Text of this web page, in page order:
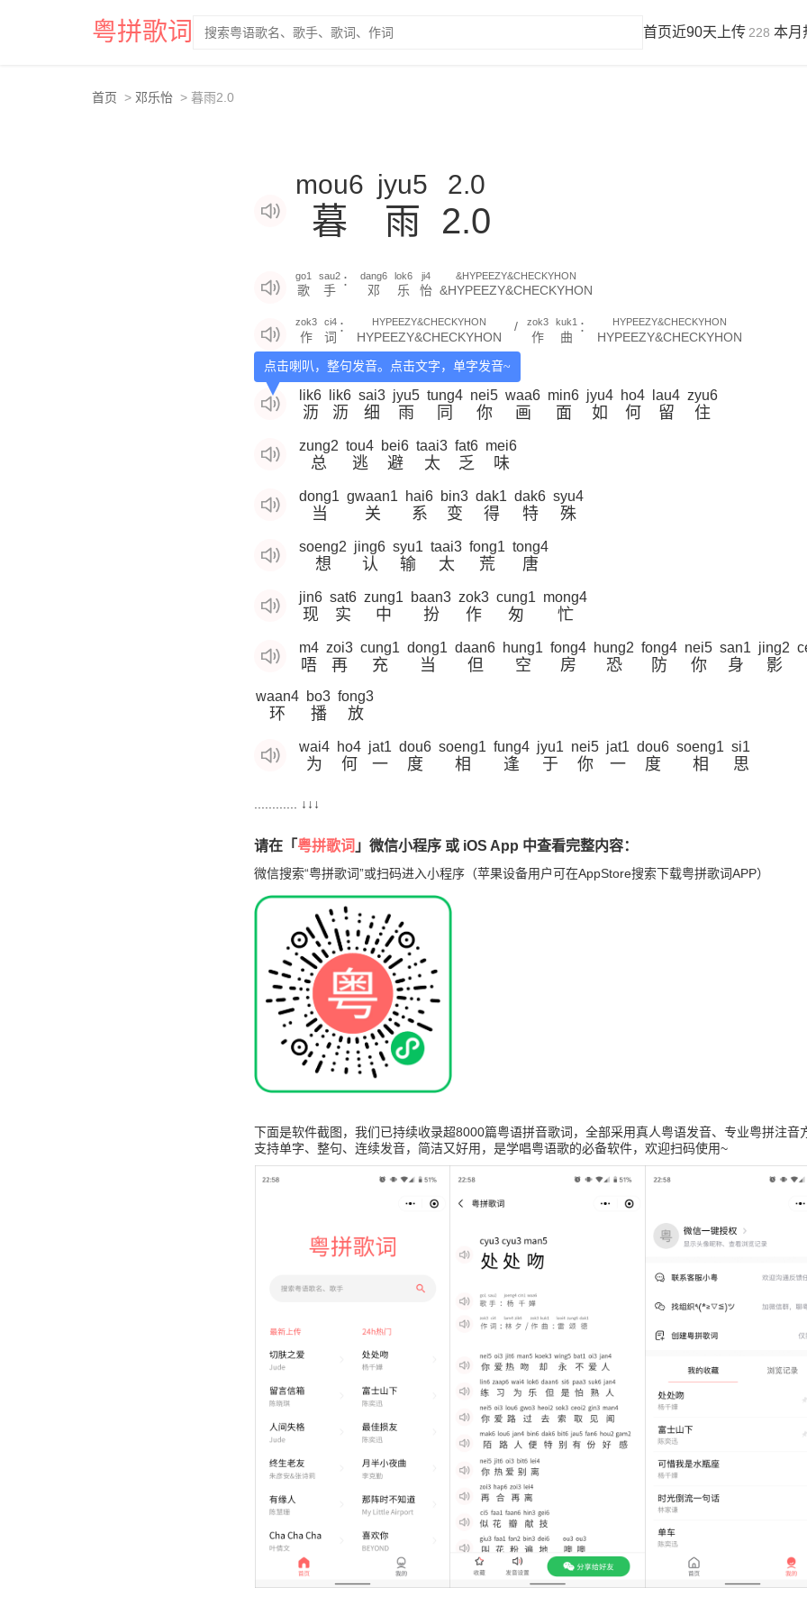
粤拼歌词 首页近90天上传 228 本月
首页 邓乐怡 暮雨2.0
暮
mou6
雨
jyu5
2.0
2.0
歌
go1
手
sau2 ：
邓
dang6
乐
lok6
怡
ji4
&HYPEEZY&CHECKYHON
&HYPEEZY&CHECKYHON
作
zok3
词
ci4 ：
HYPEEZY&CHECKYHON
HYPEEZY&CHECKYHON /
作
zok3
曲
kuk1 ：
HYPEEZY&CHECKYHON
HYPEEZY&CHECKYHON
点击喇叭，整句发音。点击文字，单字发音~
沥
lik6
沥
lik6
细
sai3
雨
jyu5
同
tung4
你
nei5
画
waa6
面
min6
如
jyu4
何
ho4
留
lau4
住
zyu6
总
zung2
逃
tou4
避
bei6
太
taai3
乏
fat6
味
mei6
当
dong1
关
gwaan1
系
hai6
变
bin3
得
dak1
特
dak6
殊
syu4
想
soeng2
认
jing6
输
syu1
太
taai3
荒
fong1
唐
tong4
现
jin6
实
sat6
中
zung1
扮
baan3
作
zok3
匆
cung1
忙
mong4
唔
m4
再
zoi3
充
cung1
当
dong1
但
daan6
空
hung1
房
fong4
恐
hung2
防
fong4
你
nei5
身
san1
影
jing2
环
waan4
播
bo3
放
fong3
为
wai4
何
ho4
一
jat1
度
dou6
相
soeng1
逢
fung4
于
jyu1
你
nei5
一
jat1
度
dou6
相
soeng1
思
si1
............ ↓↓↓
请在「 粤拼歌词 」微信小程序 或 iOS App 中查看完整内容：
微信搜索“粤拼歌词”或扫码进入小程序（苹果设备用户可在AppStore搜索下载粤拼歌词APP）
下面是软件截图，我们已持续收录超8000篇粤语拼音歌词，全部采用真人粤语发音、专业粤拼注音
支持单字、整句、连续发音，简洁又好用，是学唱粤语歌的必备软件，欢迎扫码使用~